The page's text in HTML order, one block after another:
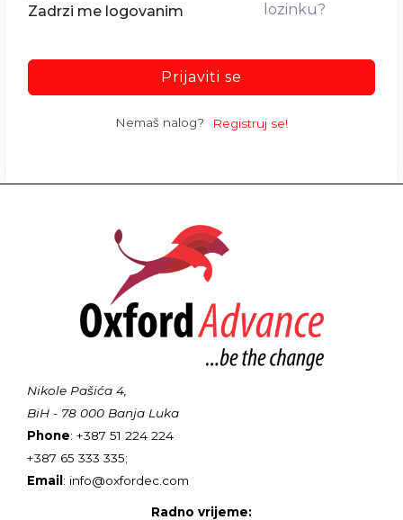
Zadrzi me logovanim
lozinku?
Prijaviti se
Nemaš nalog? Registruj se!
Nikole Pašića 4,
BiH - 78 000 Banja Luka
Phone: +387 51 224 224
+387 65 333 335;
Email: info@oxfordec.com
Radno vrijeme: